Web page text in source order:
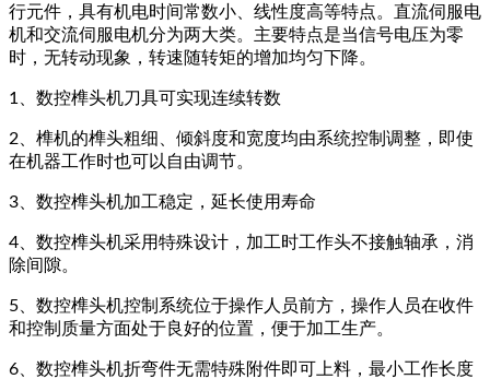
行元件，具有机电时间常数小、线性度高等特点。直流伺服电
机和交流伺服电机分为两大类。主要特点是当信号电压为零
时，无转动现象，转速随转矩的增加均匀下降。
1、数控榫头机刀具可实现连续转数
2、榫机的榫头粗细、倾斜度和宽度均由系统控制调整，即使
在机器工作时也可以自由调节。
3、数控榫头机加工稳定，延长使用寿命
4、数控榫头机采用特殊设计，加工时工作头不接触轴承，消
除间隙。
5、数控榫头机控制系统位于操作人员前方，操作人员在收件
和控制质量方面处于良好的位置，便于加工生产。
6、数控榫头机折弯件无需特殊附件即可上料，最小工作长度